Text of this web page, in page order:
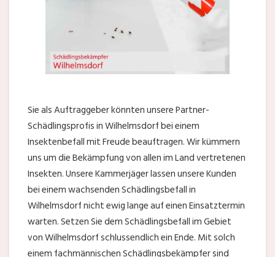
Sie als Auftraggeber könnten unsere Partner-
Schädlingsprofis in Wilhelmsdorf bei einem
Insektenbefall mit Freude beauftragen. Wir kümmern
uns um die Bekämpfung von allen im Land vertretenen
Insekten. Unsere Kammerjäger lassen unsere Kunden
bei einem wachsenden Schädlingsbefall in
Wilhelmsdorf nicht ewig lange auf einen Einsatztermin
warten. Setzen Sie dem Schädlingsbefall im Gebiet
von Wilhelmsdorf schlussendlich ein Ende. Mit solch
einem fachmännischen Schädlingsbekämpfer sind